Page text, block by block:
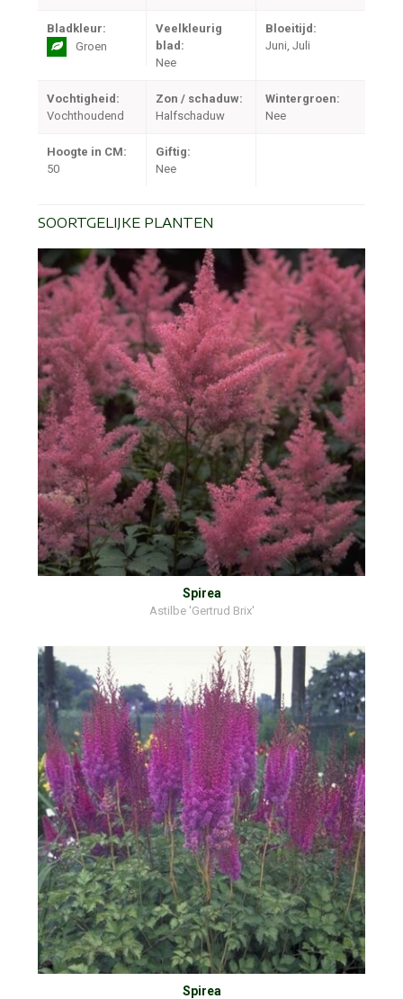
Bladkleur:
Groen
Veelkleurig
blad:
Nee
Bloeitijd:
Juni, Juli
Vochtigheid:
Vochthoudend
Zon / schaduw:
Halfschaduw
Wintergroen:
Nee
Hoogte in CM:
50
Giftig:
Nee
SOORTGELIJKE PLANTEN
Spirea
Astilbe 'Gertrud Brix'
Spirea